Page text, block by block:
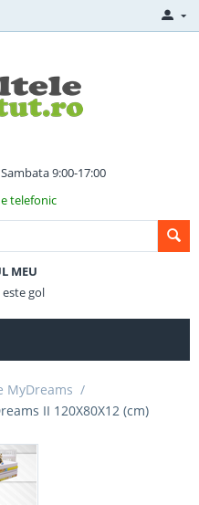
9:00-17:00
telefonic
MEU
este gol
MyDreams /
II 120X80X12 (cm)